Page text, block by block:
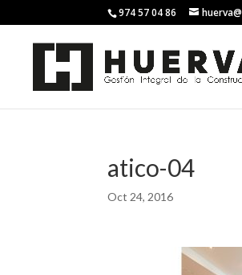
974 57 04 86
atico-04
Oct 24, 2016